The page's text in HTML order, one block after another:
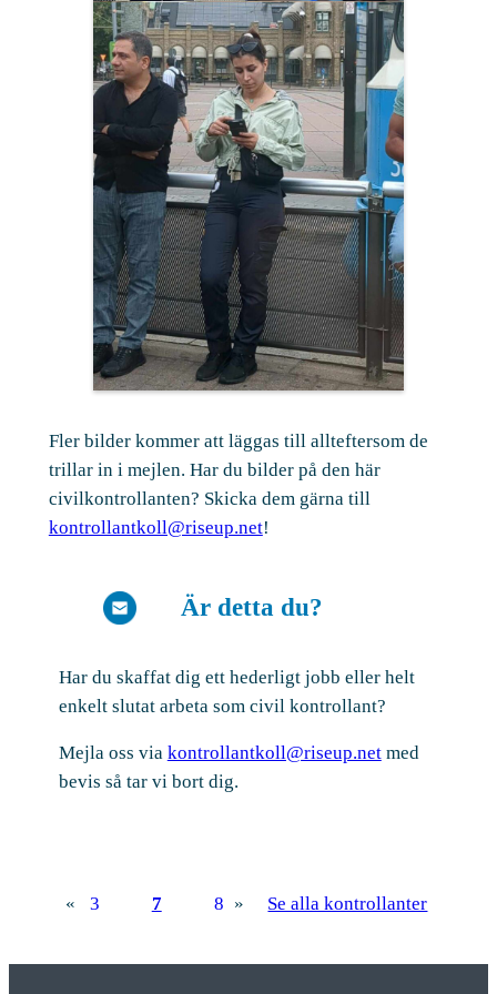
Fler bilder kommer att läggas till allteftersom de
trillar in i mejlen. Har du bilder på den här
civilkontrollanten? Skicka dem gärna till
kontrollantkoll@riseup.net!
Är detta du?
Har du skaffat dig ett hederligt jobb eller helt
enkelt slutat arbeta som civil kontrollant?
Mejla oss via kontrollantkoll@riseup.netmed
bevis så tar vi bort dig.
« 3 7 8 » Se alla kontrollanter